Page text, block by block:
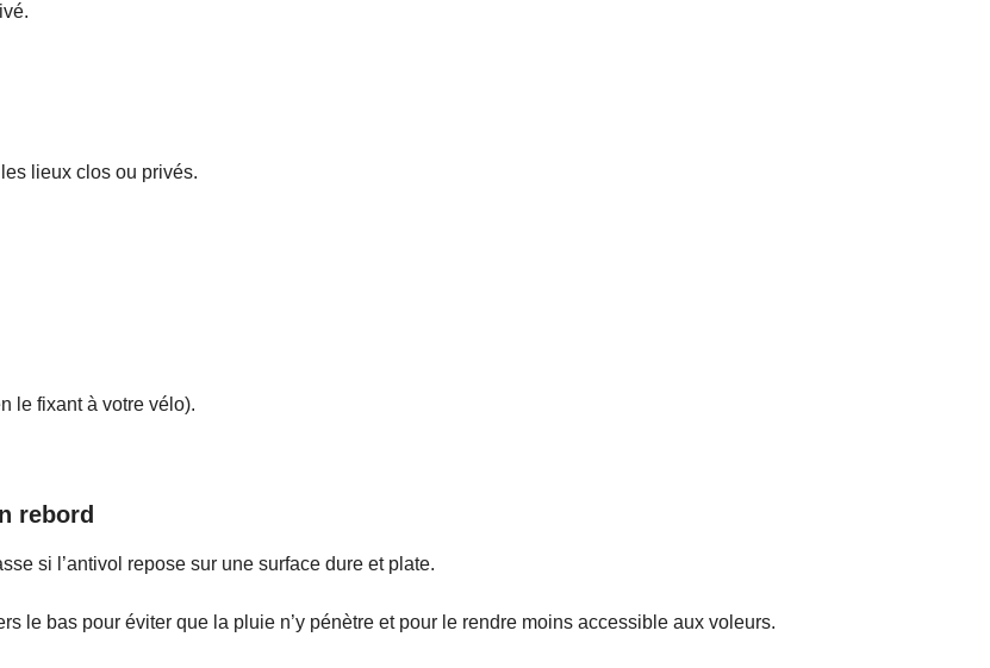
lieux clos ou privés.
le fixant à votre vélo).
rebord
si l’antivol repose sur une surface dure et plate.
le bas pour éviter que la pluie n’y pénètre et pour le rendre moins accessible aux voleurs.